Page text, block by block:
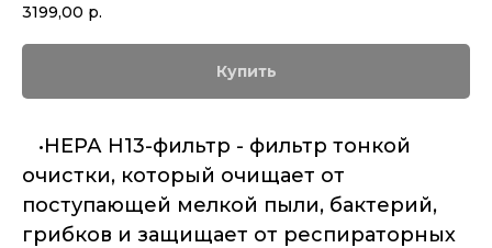
3199,00 р.
Купить
•НЕРА H13-фильтр - фильтр тонкой
очистки, который очищает от
поступающей мелкой пыли, бактерий,
грибков и защищает от респираторных